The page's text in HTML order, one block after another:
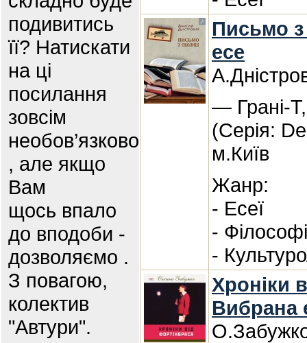
подивитись
її? Натискати
на ці
посилання
зовсім
необов’язково
, але якщо
Вам
щось впало
до вподоби -
дозволяємо .
З повагою,
колектив
"Автури".
Письмо з
есе
— Грані-
(Серія:
м.Київ
Жанр:
- Есеї
-
-
Хроніки
Вибрана